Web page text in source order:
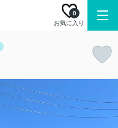
お気に入り
0